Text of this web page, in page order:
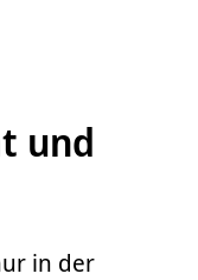
und
in der